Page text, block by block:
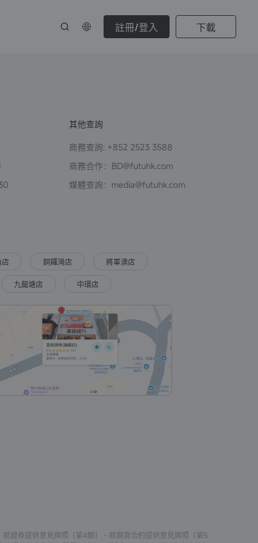
註冊/登入 下載
其他查詢
商務查詢: +852 2523 3588
商務合作：BD@futuhk.com
媒體查詢：media@futuhk.com
店 銅鑼灣店 將軍澳店
九龍塘店 中環店
證券提供意見牌照（第4類）、就期貨合約提供意見牌照（第5